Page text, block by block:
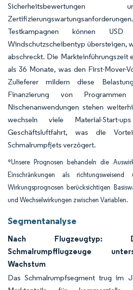
Testkampagnen können
Windschutzscheibentyp übersteigen,
abschreckt. Die Markteinführungszeit
als 36 Monate, was den First-Mover-
Zulieferer mildern diese
Finanzierung von
Nischenanwendungen stehen
wechseln viele Material-Start-
Geschäftsluftfahrt, was die
Schmalrumpfjets verzögert.
*Unsere Prognosen behandeln die
Einschränkungen als
Wirkungsprognosen berücksichtigen
und Wechselwirkungen zwischen Variablen.
Segmentanalyse
Nach Flugzeugtyp:
Schmalrumpfflugzeuge
Wachstum
Das Schmalrumpfsegment trug im